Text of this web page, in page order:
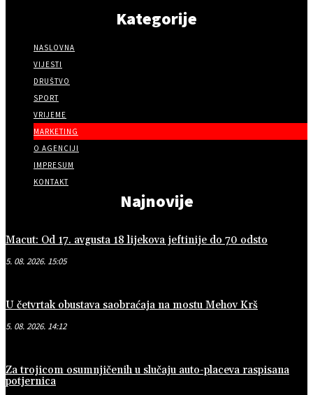
Kategorije
NASLOVNA
VIJESTI
DRUŠTVO
SPORT
VRIJEME
MARKETING
O AGENCIJI
IMPRESUM
KONTAKT
Najnovije
Macut: Od 17. avgusta 18 lijekova jeftinije do 70 odsto
5. 08. 2026. 15:05
U četvrtak obustava saobraćaja na mostu Mehov Krš
5. 08. 2026. 14:12
Za trojicom osumnjičenih u slučaju auto-placeva raspisana
potjernica